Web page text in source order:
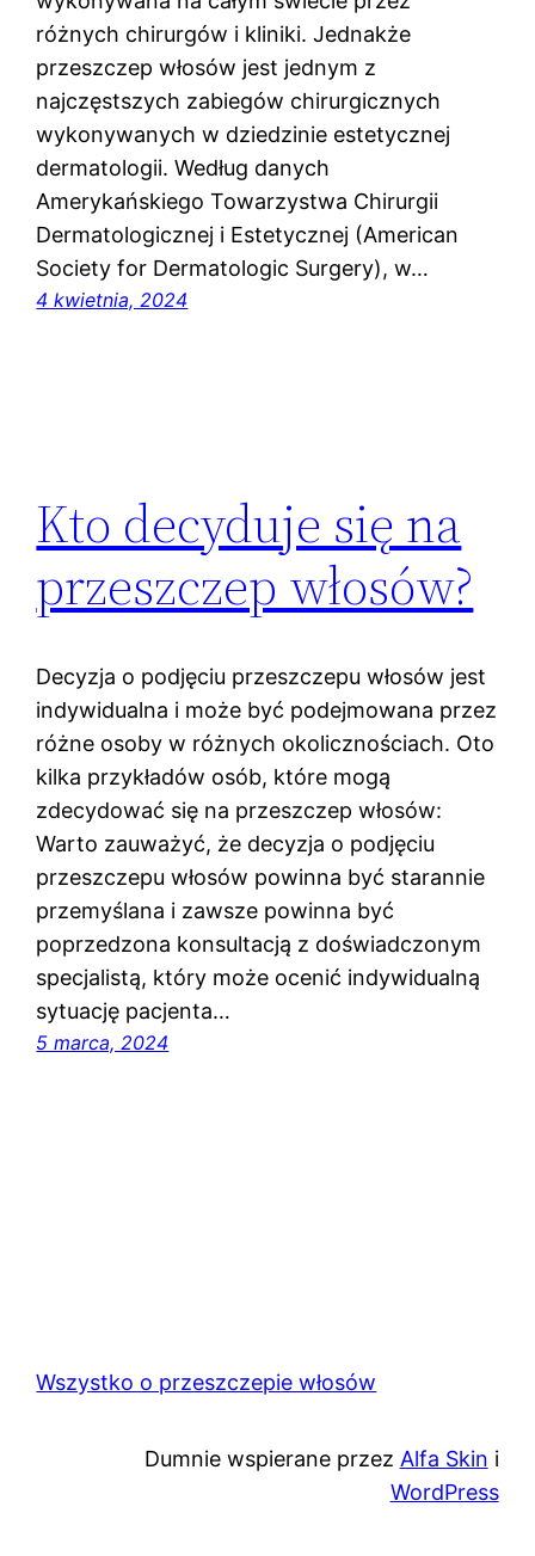
różnych chirurgów i kliniki. Jednakże
przeszczep włosów jest jednym z
najczęstszych zabiegów chirurgicznych
wykonywanych w dziedzinie estetycznej
dermatologii. Według danych
Amerykańskiego Towarzystwa Chirurgii
Dermatologicznej i Estetycznej (American
Society for Dermatologic Surgery), w…
4 kwietnia, 2024
Kto decyduje się na
przeszczep włosów?
Decyzja o podjęciu przeszczepu włosów jest
indywidualna i może być podejmowana przez
różne osoby w różnych okolicznościach. Oto
kilka przykładów osób, które mogą
zdecydować się na przeszczep włosów:
Warto zauważyć, że decyzja o podjęciu
przeszczepu włosów powinna być starannie
przemyślana i zawsze powinna być
poprzedzona konsultacją z doświadczonym
specjalistą, który może ocenić indywidualną
sytuację pacjenta…
5 marca, 2024
Wszystko o przeszczepie włosów
Dumnie wspierane przez Alfa Skin i
WordPress